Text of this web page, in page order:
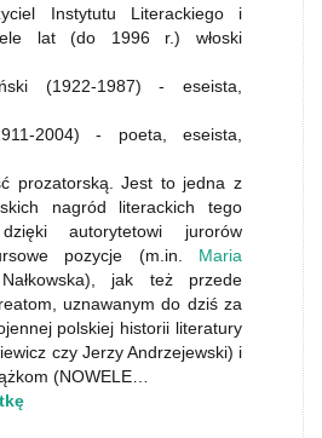
Instytutu Literackiego i
lat (do 1996 r.) włoski
(1922-1987) - eseista,
2004) - poeta, eseista,
prozatorską. Jest to jedna z
nagród literackich tego
autorytetowi jurorów
pozycje (m.in. Maria
jak też przede
uznawanym do dziś za
polskiej historii literatury
czy Jerzy Andrzejewski) i
(NOWELE…